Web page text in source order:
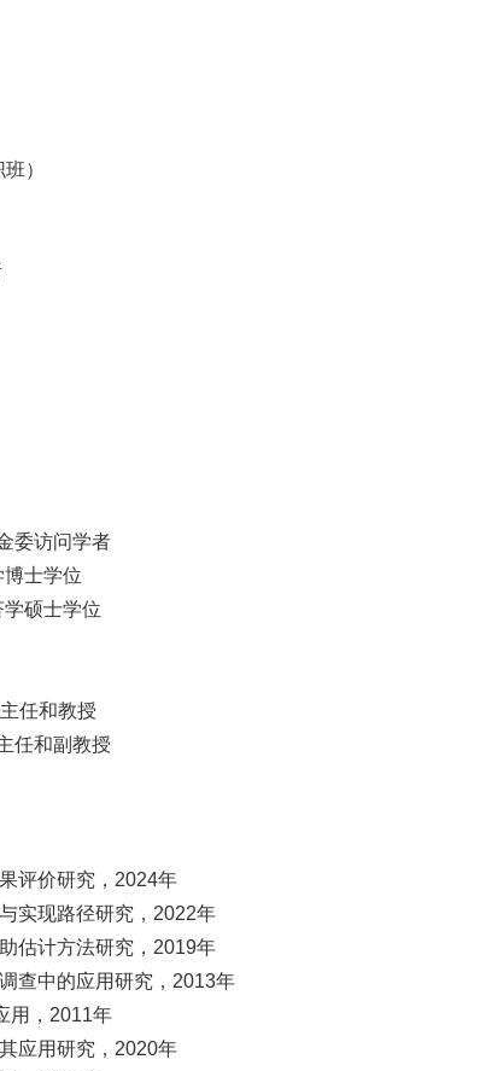
）
访问学者
士学位
硕士学位
任和教授
任和副教授
评价研究，2024年
实现路径研究，2022年
估计方法研究，2019年
查中的应用研究，2013年
用，2011年
应用研究，2020年